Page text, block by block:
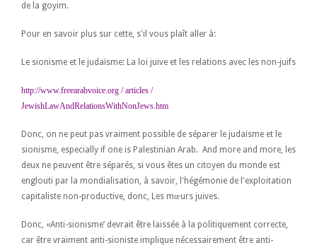
de la goyim.
Pour en savoir plus sur cette, s'il vous plaît aller à:
Le sionisme et le judaïsme: La loi juive et les relations avec les non-juifs
http://www.freearabvoice.org / articles /
JewishLawAndRelationsWithNonJews.htm
Donc, on ne peut pas vraiment possible de séparer le judaïsme et le
sionisme, especially if one is Palestinian Arab. And more and more, les
deux ne peuvent être séparés, si vous êtes un citoyen du monde est
englouti par la mondialisation, à savoir, l'hégémonie de l'exploitation
capitaliste non-productive, donc, Les mœurs juives.
Donc, «Anti-sionisme’ devrait être laissée à la politiquement correcte,
car être vraiment anti-sioniste implique nécessairement être anti-